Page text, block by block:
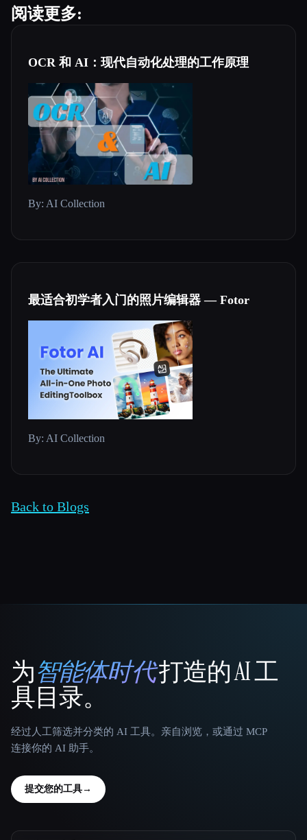
阅读更多:
OCR 和 AI：现代自动化处理的工作原理
By: AI Collection
最适合初学者入门的照片编辑器 — Fotor
By: AI Collection
Back to Blogs
That AI Collection
为智能体时代打造的 AI 工
具目录。
经过人工筛选并分类的 AI 工具。亲自浏览，或通过 MCP
连接你的 AI 助手。
提交您的工具→